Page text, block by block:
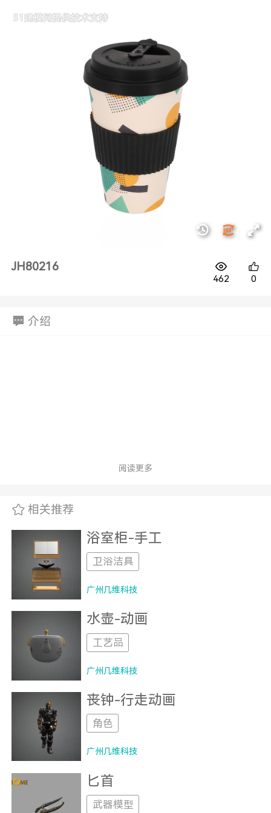
1688
JH80216
462 0
介绍
阅读更多
相关推荐
浴室柜-手工
卫浴洁具
广州几维科技
水壶-动画
工艺品
广州几维科技
丧钟-行走动画
角色
广州几维科技
匕首
武器模型